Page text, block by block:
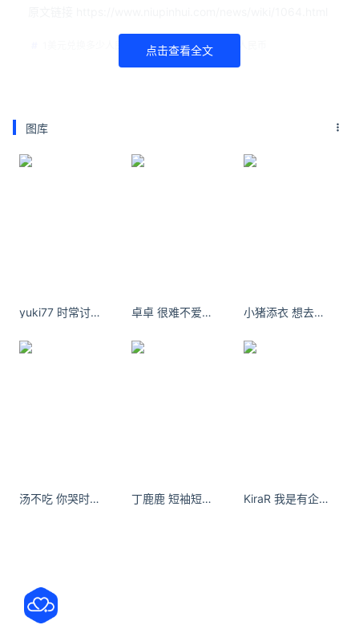
美元
点击查看全文
图库
yuki77 时常讨厌自己圆圆的脸蛋 直到你说好可爱 卓卓 很难不爱秋冬季节 小猪添衣 想去一万次海边 - 小红书
汤不吃 你哭时鼻尖的微红 你沉默时藏起的千言万语…… 丁鹿鹿 短袖短裤+小拖鞋 得劲儿 - 小红书 KiraR 我是有企图的 我希望你也爱我 - 小红书